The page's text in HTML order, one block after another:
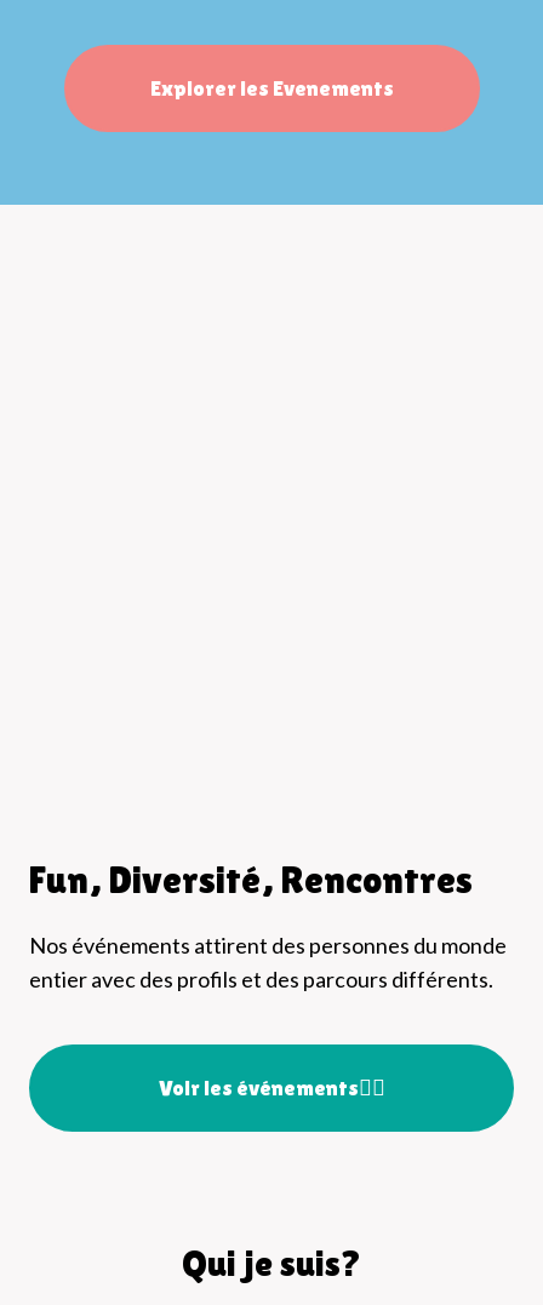
Explorer les Evenements
Fun, Diversité, Rencontres
Nos événements attirent des personnes du monde
entier avec des profils et des parcours différents.
Voir les événements🙋‍♂️
Qui je suis?